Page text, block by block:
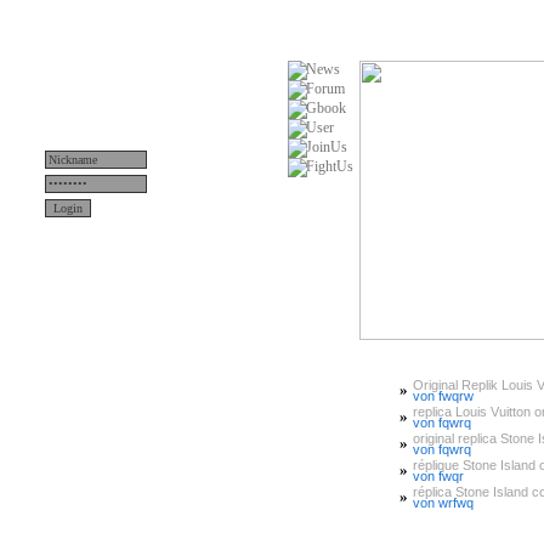
» Original Replik Louis
von fwqrw
» replica Louis Vuitton
von fqwrq
» original replica Stone
von fqwrq
» réplique Stone Island
von fwqr
» réplica Stone Island
von wrfwq